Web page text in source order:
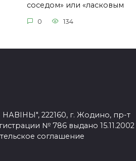
соседом» или «ласковым
0 134
222160, г. Жодино, пр-т
№ 786 выдано 15.11.2002
соглашение